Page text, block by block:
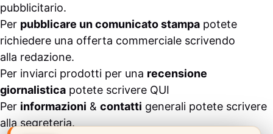
pubblicitario.
Per pubblicare un comunicato stampa potete
richiedere una offerta commerciale scrivendo
alla redazione.
Per inviarci prodotti per una recensione
giornalistica potete scrivere QUI
Per informazioni & contatti generali potete scrivere
alla segreteria.